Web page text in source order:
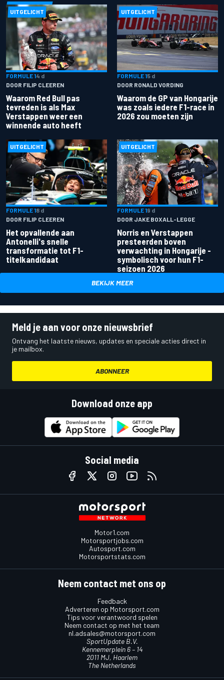
UITGELICHT
FORMULE 14 d
DOOR FILIP CLEEREN
Waarom Red Bull pas
tevreden is als Max
Verstappen weer een
winnende auto heeft
UITGELICHT
FORMULE 15 d
DOOR RONALD VORDING
Waarom de GP van Hongarije
was zoals iedere F1-race in
2026 zou moeten zijn
UITGELICHT
FORMULE 18 d
DOOR FILIP CLEEREN
Het opvallende aan
Antonelli's snelle
transformatie tot F1-
titelkandidaat
UITGELICHT
FORMULE 19 d
DOOR JAKE BOXALL-LEGGE
Norris en Verstappen
presteerden boven
verwachting in Hongarije -
symbolisch voor hun F1-
seizoen 2026
BEKIJK MEER
Meld je aan voor onze nieuwsbrief
Ontvang het laatste nieuws, updates en speciale acties direct in
je mailbox.
ABONNEER
Download onze app
Social media
Motor1.com
Motorsportjobs.com
Autosport.com
Motorsportstats.com
Neem contact met ons op
Feedback
Adverteren op Motorsport.com
Tips voor verantwoord spelen
Neem contact op met het team
nl.adsales@motorsport.com
SportUpdate B.V.
Kennemerplein 6 – 14
2011 MJ, Haarlem
The Netherlands